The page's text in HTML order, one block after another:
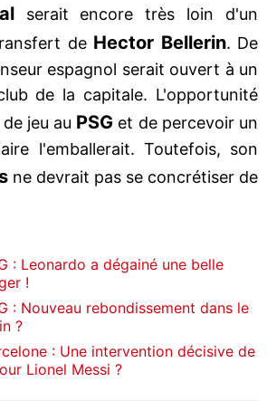
serait encore très loin d'un
de Hector Bellerin. De
espagnol serait ouvert à un
de la capitale. L'opportunité
jeu au PSG et de percevoir un
l'emballerait. Toutefois, son
ne devrait pas se concrétiser de
: Leonardo a dégainé une belle
!
: Nouveau rebondissement dans le
?
: Une intervention décisive de
Lionel Messi ?